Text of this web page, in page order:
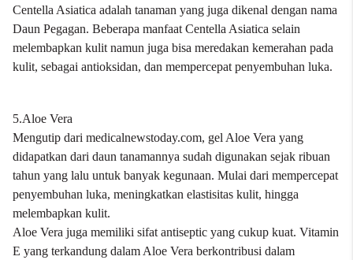
Centella Asiatica adalah tanaman yang juga dikenal dengan nama
Daun Pegagan. Beberapa manfaat Centella Asiatica selain
melembapkan kulit namun juga bisa meredakan kemerahan pada
kulit, sebagai antioksidan, dan mempercepat penyembuhan luka.
5.Aloe Vera
Mengutip dari medicalnewstoday.com, gel Aloe Vera yang
didapatkan dari daun tanamannya sudah digunakan sejak ribuan
tahun yang lalu untuk banyak kegunaan. Mulai dari mempercepat
penyembuhan luka, meningkatkan elastisitas kulit, hingga
melembapkan kulit.
Aloe Vera juga memiliki sifat antiseptic yang cukup kuat. Vitamin
E yang terkandung dalam Aloe Vera berkontribusi dalam